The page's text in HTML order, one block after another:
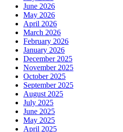
June 2026
May 2026
April 2026
March 2026
February 2026
January 2026
December 2025
November 2025
October 2025
September 2025
August 2025
July 2025
June 2025
May 2025
April 2025